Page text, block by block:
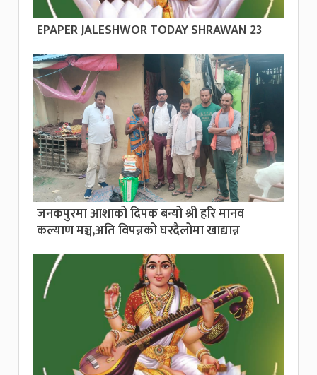
EPAPER JALESHWOR TODAY SHRAWAN 23
जनकपुरमा आशाको दिपक बन्यो श्री हरि मानव
कल्याण मञ्च,अति विपन्नको घरदैलोमा खाद्यान्न